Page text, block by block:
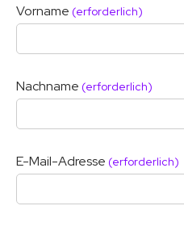
Vorname (erforderlich)
Nachname (erforderlich)
E-Mail-Adresse (erforderlich)